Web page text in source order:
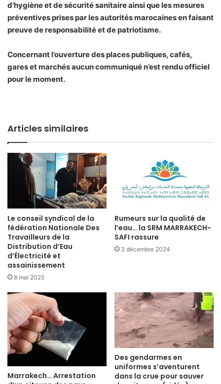
d’hygiène et de sécurité sanitaire ainsi que les mesures
préventives prises par les autorités marocaines en faisant
preuve de responsabilité et de patriotisme.
Concernant l’ouverture des places publiques, cafés,
gares et marchés aucun communiqué n’est rendu officiel
pour le moment.
Articles similaires
Le conseil syndical de la
fédération Nationale Des
Travailleurs de la
Distribution d’Eau
d’Électricité et
assainissement
8 mai 2025
Rumeurs sur la qualité de
l’eau… la SRM MARRAKECH-
SAFI rassure
3 décembre 2024
Marrakech… Arrestation
Des gendarmes en
uniformes s’aventurent
dans la crue pour sauver